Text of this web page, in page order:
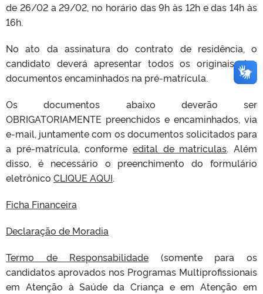
de 26/02 a 29/02, no horário das 9h às 12h e das 14h às
16h.
No ato da assinatura do contrato de residência, o
candidato deverá apresentar todos os originais dos
documentos encaminhados na pré-matrícula.
Os documentos abaixo deverão ser
OBRIGATORIAMENTE preenchidos e encaminhados, via
e-mail, juntamente com os documentos solicitados para
a pré-matrícula, conforme edital de matrículas. Além
disso, é necessário o preenchimento do formulário
eletrônico CLIQUE AQUI.
Ficha Financeira
Declaração de Moradia
Termo de Responsabilidade (somente para os
candidatos aprovados nos Programas Multiprofissionais
em Atenção à Saúde da Criança e em Atenção em